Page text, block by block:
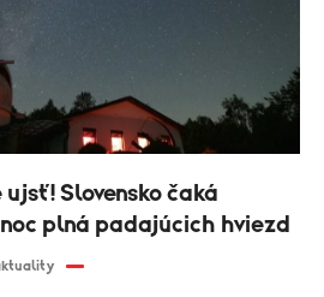
Slovensko čaká
plná padajúcich hviezd